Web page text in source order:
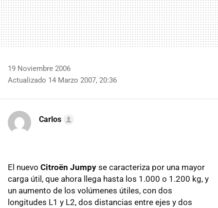
19 Noviembre 2006
Actualizado 14 Marzo 2007, 20:36
Carlos
El nuevo Citroën Jumpy se caracteriza por una mayor
carga útil, que ahora llega hasta los 1.000 o 1.200 kg, y
un aumento de los volúmenes útiles, con dos
longitudes L1 y L2, dos distancias entre ejes y dos